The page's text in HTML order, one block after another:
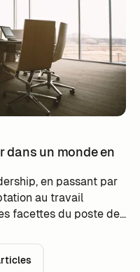
optimale adaptée à
dans un monde en
en passant par
au travail
facettes du poste de